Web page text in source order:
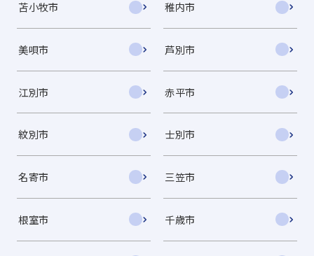
苫小牧市 稚内市
美唄市 芦別市
江別市 赤平市
紋別市 士別市
名寄市 三笠市
根室市 千歳市